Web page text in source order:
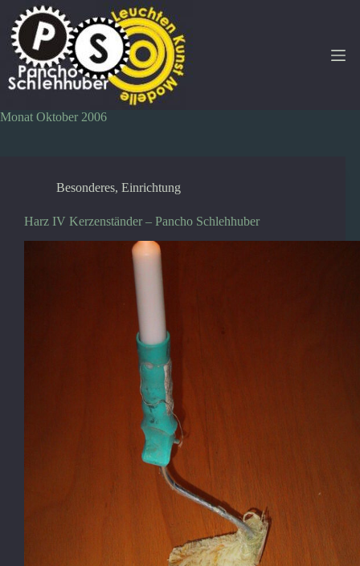
Inhalt
springen
Monat Oktober 2006
Besonderes, Einrichtung
Harz IV Kerzenständer – Pancho Schlehhuber